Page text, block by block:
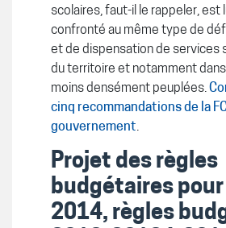
scolaires, faut-il le rappeler, est
confronté au même type de
et de dispensation de services
du territoire et notamment
moins densément peuplées.
cinq recommandations de la
gouvernement.
Projet des règles
budgétaires
2014, règles